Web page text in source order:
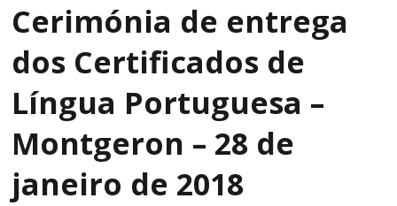
Cerimónia de entrega
dos Certificados de
Língua Portuguesa –
Montgeron – 28 de
janeiro de 2018